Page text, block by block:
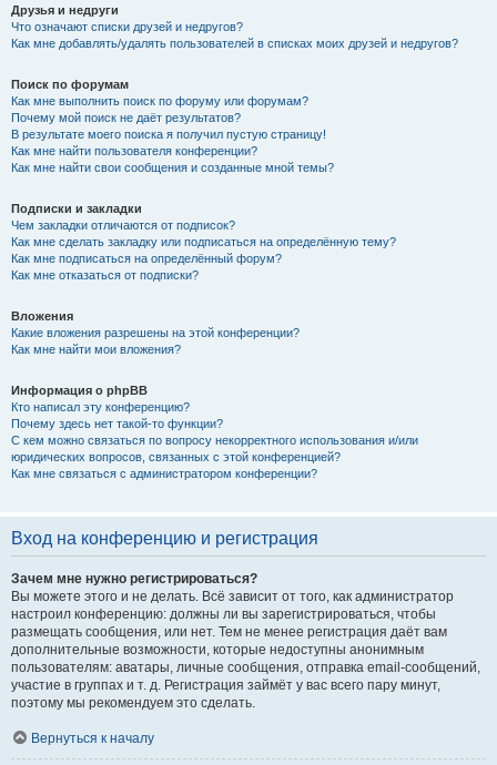
Друзья и недруги
Что означают списки друзей и недругов?
Как мне добавлять/удалять пользователей в списках моих друзей и недругов?
Поиск по форумам
Как мне выполнить поиск по форуму или форумам?
Почему мой поиск не даёт результатов?
В результате моего поиска я получил пустую страницу!
Как мне найти пользователя конференции?
Как мне найти свои сообщения и созданные мной темы?
Подписки и закладки
Чем закладки отличаются от подписок?
Как мне сделать закладку или подписаться на определённую тему?
Как мне подписаться на определённый форум?
Как мне отказаться от подписки?
Вложения
Какие вложения разрешены на этой конференции?
Как мне найти мои вложения?
Информация о phpBB
Кто написал эту конференцию?
Почему здесь нет такой-то функции?
С кем можно связаться по вопросу некорректного использования и/или
юридических вопросов, связанных с этой конференцией?
Как мне связаться с администратором конференции?
Вход на конференцию и регистрация
Зачем мне нужно регистрироваться?
Вы можете этого и не делать. Всё зависит от того, как администратор
настроил конференцию: должны ли вы зарегистрироваться, чтобы
размещать сообщения, или нет. Тем не менее регистрация даёт вам
дополнительные возможности, которые недоступны анонимным
пользователям: аватары, личные сообщения, отправка email-сообщений,
участие в группах и т. д. Регистрация займёт у вас всего пару минут,
поэтому мы рекомендуем это сделать.
Вернуться к началу